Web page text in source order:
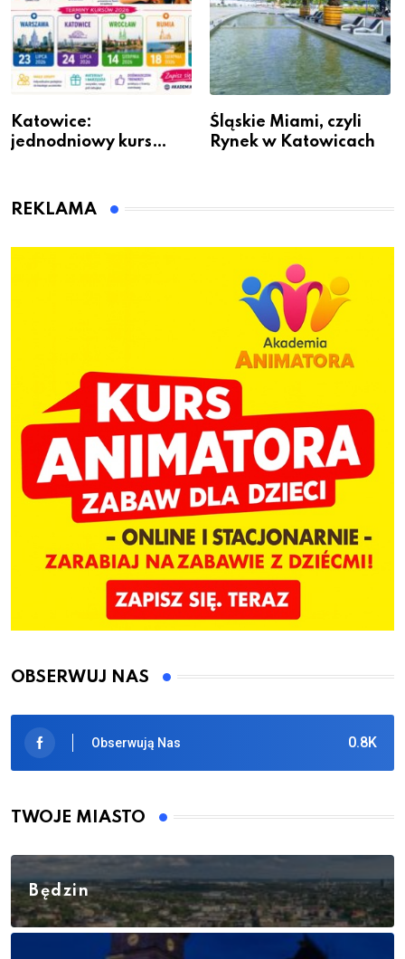
Katowice:
jednodniowy kurs
dzieci
Śląskie Miami, czyli
Rynek w Katowicach
REKLAMA
OBSERWUJ NAS
0.8K
Obserwują Nas
TWOJE MIASTO
Będzin